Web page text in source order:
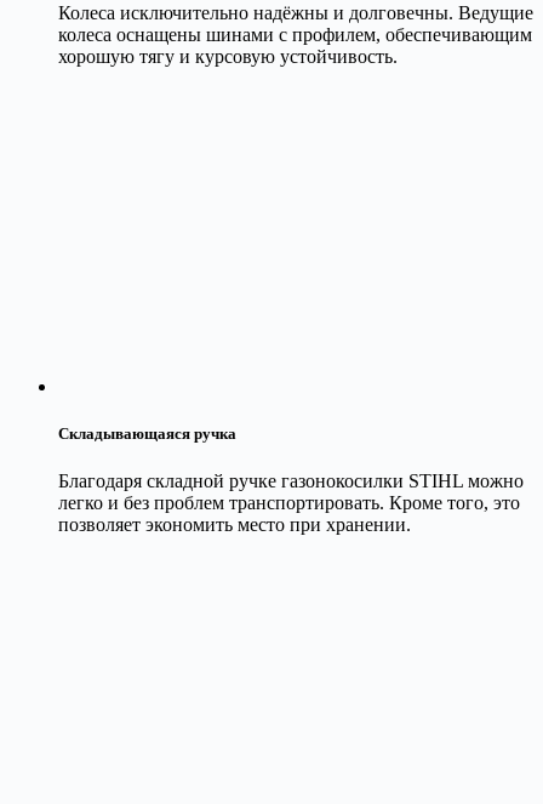
Колеса исключительно надёжны и долговечны. Ведущие
колеса оснащены шинами с профилем, обеспечивающим
хорошую тягу и курсовую устойчивость.
Складывающаяся ручка
Благодаря складной ручке газонокосилки STIHL можно
легко и без проблем транспортировать. Кроме того, это
позволяет экономить место при хранении.